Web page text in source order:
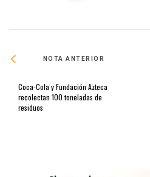
NOTA ANTERIOR
Coca-Cola y Fundación Azteca
recolectan 100 toneladas de
residuos